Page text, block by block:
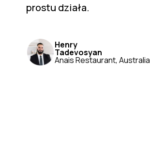
prostu działa.
Henry
Tadevosyan
Anais Restaurant, Australia